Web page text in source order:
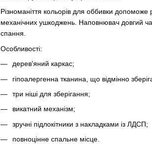
Різноманіття кольорів для оббивки допоможе
механічних ушкоджень. Наповнювач довгий
спання.
Особливості:
дерев'яний каркас;
гіпоалергенна тканина, що відмінно
три ніші для зберігання;
викатний механізм;
зручні підлокітники з накладками із ЛДСП;
повноцінне спальне місце.